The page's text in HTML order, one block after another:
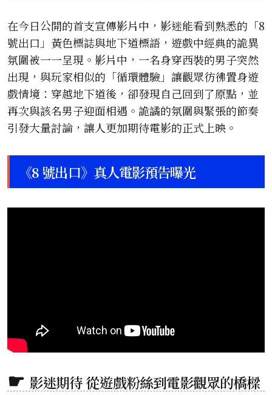
在今日公開的首支宣傳影片中，影迷能看到熟悉的「8
號出口」黃色標誌與地下道標語，遊戲中經典的詭異
氛圍被一一呈現。影片中，一名身穿西裝的男子突然
出現，與玩家相似的「循環體驗」讓觀眾彷彿置身遊
戲情境：穿越地下道後，卻發現自己回到了原點，並
再次與該名男子迎面相遇。詭譎的氛圍與緊張的節奏
引發大量討論，讓人更加期待電影的正式上映。
《8 號出口》真人電影預告曝光
影迷期待 從遊戲粉絲到電影觀眾的橋樑